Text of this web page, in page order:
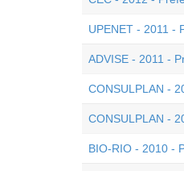
UPENET - 2011 -
ADVISE - 2011 -
CONSULPLAN -
CONSULPLAN -
BIO-RIO - 2010 -